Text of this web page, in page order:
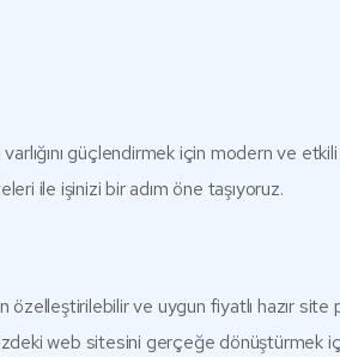
güçlendirmek için modern ve
ile işinizi bir adım öne taşıyoruz.
ve uygun fiyatlı hazır site
web sitesini gerçeğe